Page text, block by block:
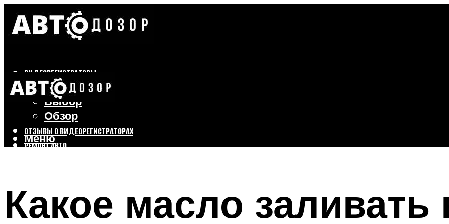
ВИДЕОРЕГИСТРАТОРЫ
Бренды
Выбор
Обзор
ОТЗЫВЫ О ВИДЕОРЕГИСТРАТОРАХ
РЕМОНТ АВТО
Меню
Меню
Какое масло заливать